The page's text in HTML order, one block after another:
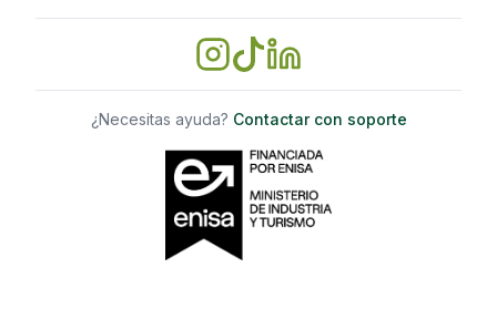
¿Necesitas ayuda? Contactar con soporte